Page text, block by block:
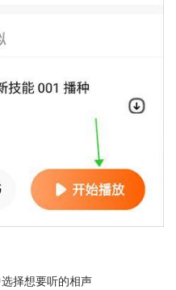
择想要听的相声